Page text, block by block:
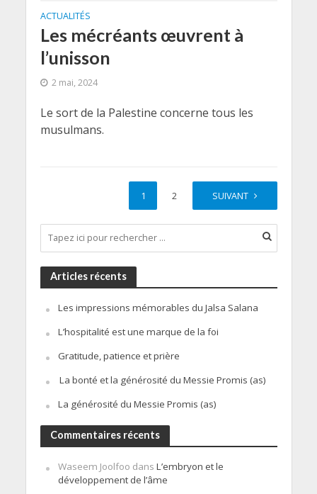
ACTUALITÉS
Les mécréants œuvrent à
l’unisson
2 mai, 2024
Le sort de la Palestine concerne tous les
musulmans.
1 2 SUIVANT
Articles récents
Les impressions mémorables du Jalsa Salana
L’hospitalité est une marque de la foi
Gratitude, patience et prière
La bonté et la générosité du Messie Promis (as)
La générosité du Messie Promis (as)
Commentaires récents
Waseem Joolfoo dans L’embryon et le
développement de l’âme